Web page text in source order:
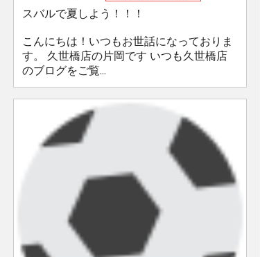
スバルで夏しよう！！！
こんにちは！いつもお世話になっておりま
す。 久世橋店の片岡です いつも久世橋店
のブログをご覧...